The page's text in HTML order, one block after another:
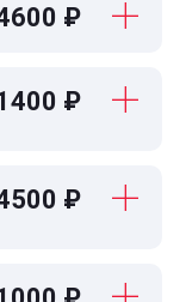
₽
₽
₽